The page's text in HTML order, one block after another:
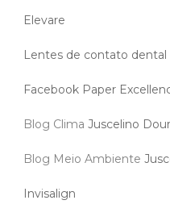
Elevare
Lentes de contato dental
Facebook Paper
Blog Clima Juscelino
Blog Meio Ambiente
Invisalign